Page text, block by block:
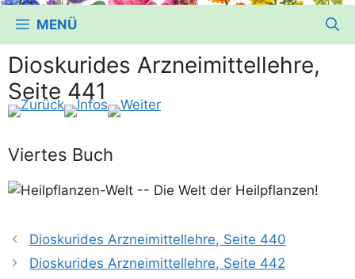
MENÜ
Dioskurides Arzneimittellehre,
Seite 441
Viertes Buch
Dioskurides Arzneimittellehre, Seite 440
Dioskurides Arzneimittellehre, Seite 442